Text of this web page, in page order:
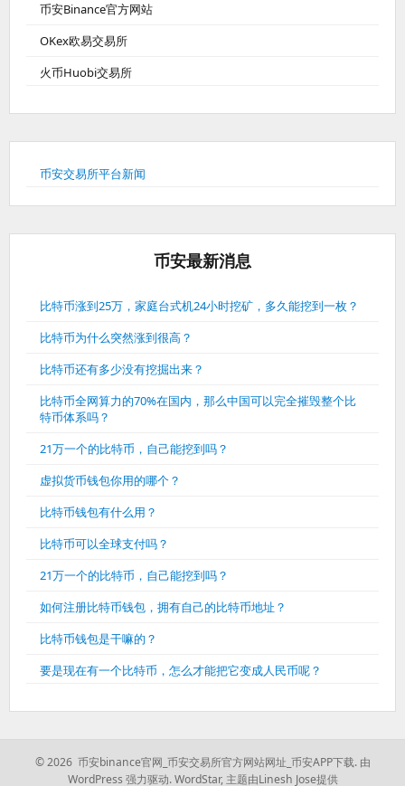
币安Binance官方网站
OKex欧易交易所
火币Huobi交易所
币安交易所平台新闻
币安最新消息
比特币涨到25万，家庭台式机24小时挖矿，多久能挖到一枚？
比特币为什么突然涨到很高？
比特币还有多少没有挖掘出来？
比特币全网算力的70%在国内，那么中国可以完全摧毁整个比
特币体系吗？
21万一个的比特币，自己能挖到吗？
虚拟货币钱包你用的哪个？
比特币钱包有什么用？
比特币可以全球支付吗？
21万一个的比特币，自己能挖到吗？
如何注册比特币钱包，拥有自己的比特币地址？
比特币钱包是干嘛的？
要是现在有一个比特币，怎么才能把它变成人民币呢？
© 2026 币安binance官网_币安交易所官方网站网址_币安APP下载. 由
WordPress 强力驱动. WordStar, 主题由Linesh Jose提供